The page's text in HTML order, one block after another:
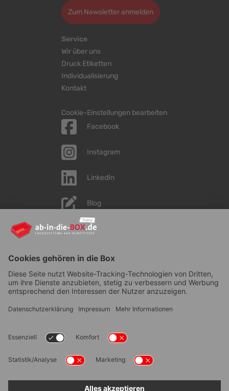
Zum Newsletter anmelden
Service
Wir über uns
Druck Etiketten
Individualisierung
Kontakt
Cookie-Einstellungen bearbeiten
Facebook
Instagram
LinkedIn
Blog
YouTube
Bestellvorgang|Impressum|Information zur